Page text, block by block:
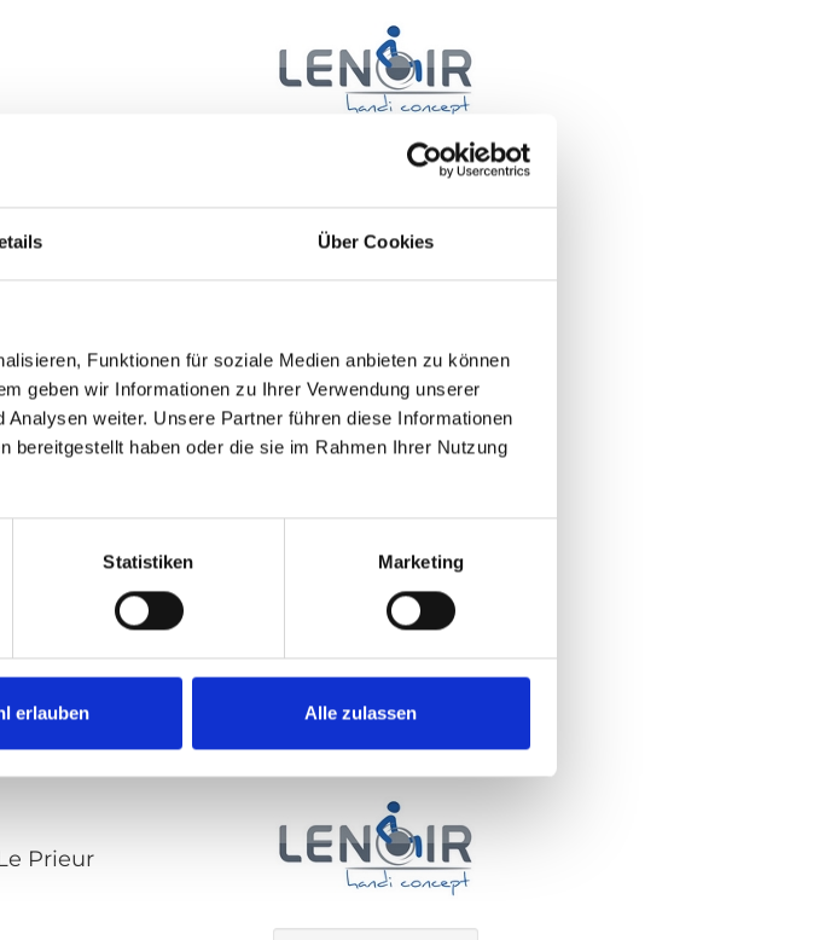
Über Cookies
Funktionen für soziale Medien anbieten zu können
geben wir Informationen zu Ihrer Verwendung unserer
weiter. Unsere Partner führen diese Informationen
bereitgestellt haben oder die sie im Rahmen Ihrer Nutzung
Statistiken Marketing
erlauben Alle zulassen
klicken
Fahrhilfen
Rampen
hier klicken
Verkaufte Produkte:
Heben und Verstauen
Prieur